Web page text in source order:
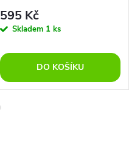
595 Kč
Skladem 1 ks
DO KOŠÍKU